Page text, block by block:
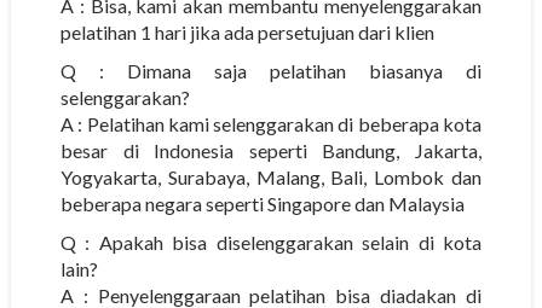
A : Bisa, kami akan membantu menyelenggarakan
pelatihan 1 hari jika ada persetujuan dari klien
Q : Dimana saja pelatihan biasanya di
selenggarakan?
A : Pelatihan kami selenggarakan di beberapa kota
besar di Indonesia seperti Bandung, Jakarta,
Yogyakarta, Surabaya, Malang, Bali, Lombok dan
beberapa negara seperti Singapore dan Malaysia
Q : Apakah bisa diselenggarakan selain di kota
lain?
A : Penyelenggaraan pelatihan bisa diadakan di